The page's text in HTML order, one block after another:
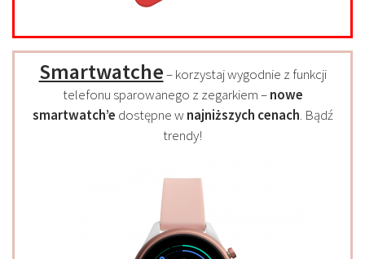
Smartwatche– korzystaj wygodnie z funkcji
telefonu sparowanego z zegarkiem –nowe
smartwatch’e dostępne w najniższych cenach. Bądź
trendy!